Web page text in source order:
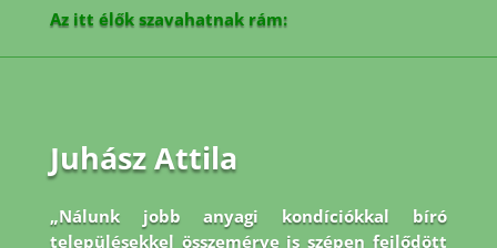
Az itt élők szavahatnak rám:
Juhász Attila
„Nálunk jobb anyagi kondíciókkal bíró
településekkel összemérve is szépen fejlődött